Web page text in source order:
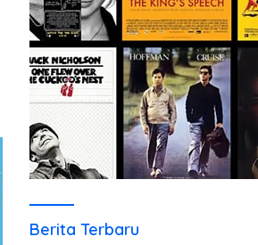
Berita Terbaru